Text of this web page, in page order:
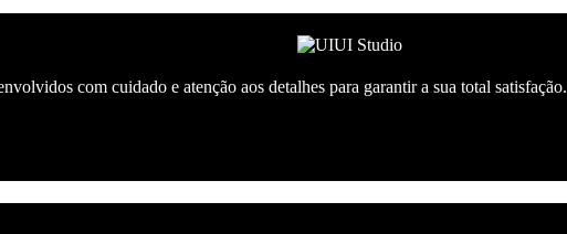
com cuidado e atenção aos detalhes para garantir a sua total satisfação.